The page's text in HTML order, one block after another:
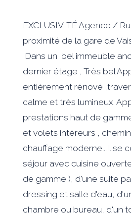
EXCLUSIVITÉ Agence /
proximité de la gare de
Dans un bel immeuble
dernier étage , Très bel
entièrement rénové
calme et très lumineux.
prestations haut de
et volets intéreurs ,
chauffage moderne...Il se
séjour avec cuisine
de gamme ), d'une suite
dressing et salle d'eau,
chambre ou bureau, d'un